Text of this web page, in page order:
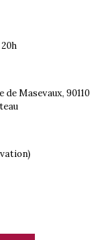
de Masevaux, 90110